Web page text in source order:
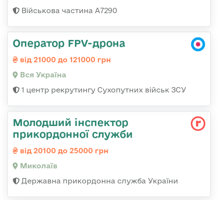
Військова частина А7290
Оператор FPV-дрона
від 21000 до 121000 грн
Вся Україна
1 центр рекрутингу Сухопутних військ ЗСУ
Молодший інспектор
прикордонної служби
від 20100 до 25000 грн
Миколаїв
Державна прикордонна служба України